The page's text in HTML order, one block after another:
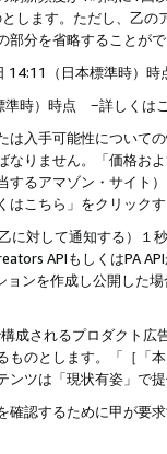
します。ただし、乙
分を省略することが
14:11（日本標準時）
準時）時点 −詳しくは
は入手可能性について
なりません。「価格
るアマゾン・サイト
こちら」をクリック
に対して通知する）
APIもしくはPA
ョンを作成し公開した
成されるプロダクト
ものとします。「［「
ンツは「現状有姿」で
認するために甲が要